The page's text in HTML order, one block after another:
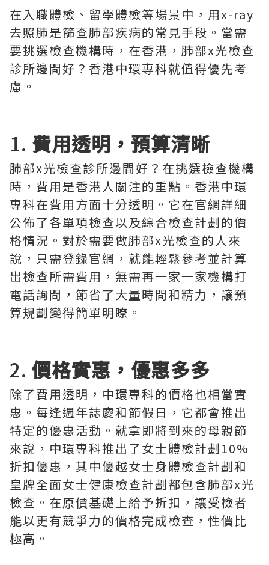
在入職體檢、留學體檢等場景中，用x-ray
去照肺是篩查肺部疾病的常見手段。當需
要挑選檢查機構時，在香港，肺部x光檢查
診所邊間好？香港中環專科就值得優先考
慮。
1. 費用透明，預算清晰
肺部x光檢查診所邊間好？在挑選檢查機構
時，費用是香港人關注的重點。香港中環
專科在費用方面十分透明。它在官網詳細
公佈了各單項檢查以及綜合檢查計劃的價
格情況。對於需要做肺部x光檢查的人來
說，只需登錄官網，就能輕鬆參考並計算
出檢查所需費用，無需再一家一家機構打
電話詢問，節省了大量時間和精力，讓預
算規劃變得簡單明瞭。
2. 價格實惠，優惠多多
除了費用透明，中環專科的價格也相當實
惠。每逢週年誌慶和節假日，它都會推出
特定的優惠活動。就拿即將到來的母親節
來說，中環專科推出了女士體檢計劃10%
折扣優惠，其中優越女士身體檢查計劃和
皇牌全面女士健康檢查計劃都包含肺部x光
檢查。在原價基礎上給予折扣，讓受檢者
能以更有競爭力的價格完成檢查，性價比
極高。